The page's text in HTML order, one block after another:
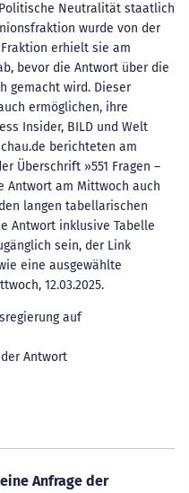
Neutralität staatlich
wurde von der
erhielt sie am
bevor die Antwort über die
gemacht wird. Dieser
ermöglichen, ihre
Insider, BILD und Welt
berichteten am
Überschrift »551 Fragen –
Antwort am Mittwoch auch
langen tabellarischen
Antwort inklusive Tabelle
sein, der Link
eine ausgewählte
12.03.2025.
auf
Antwort
Anfrage der